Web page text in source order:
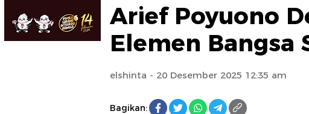
Arief Poyuono
Elemen Bangsa
elshinta - 20 Desember 2025 12:35 am
Bagikan: